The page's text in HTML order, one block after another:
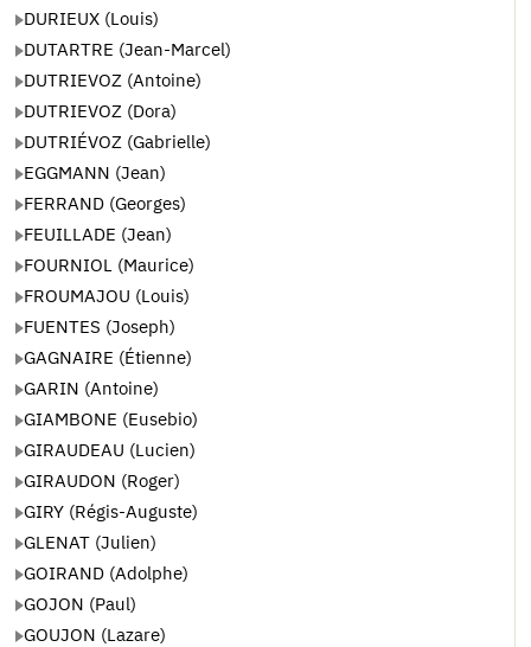
DURIEUX (Louis)
DUTARTRE (Jean-Marcel)
DUTRIEVOZ (Antoine)
DUTRIEVOZ (Dora)
DUTRIÉVOZ (Gabrielle)
EGGMANN (Jean)
FERRAND (Georges)
FEUILLADE (Jean)
FOURNIOL (Maurice)
FROUMAJOU (Louis)
FUENTES (Joseph)
GAGNAIRE (Étienne)
GARIN (Antoine)
GIAMBONE (Eusebio)
GIRAUDEAU (Lucien)
GIRAUDON (Roger)
GIRY (Régis-Auguste)
GLENAT (Julien)
GOIRAND (Adolphe)
GOJON (Paul)
GOUJON (Lazare)